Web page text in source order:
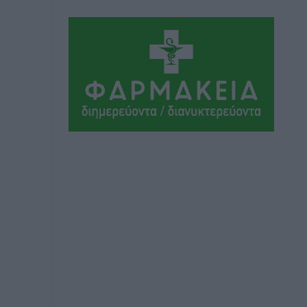
Συνελήφθη 37χρονη στη Ρόδο γιατί
είχε αφήσει τα τρία ανήλικα παιδιά της
χωρίς επιτήρηση
Τοπικές Ειδήσεις πριν 10 ώρες
Σταυρός Καλυθιών: Απέκτησε την